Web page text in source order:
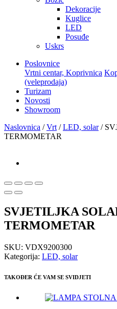
Dekoracije
Kuglice
LED
Posuđe
Uskrs
Poslovnice
Vrtni centar, Koprivnica
(veleprodaja)
Turizam
Novosti
Showroom
Naslovnica /Vrt /LED, solar/
TERMOMETAR
SVJETILJKA
TERMOMETAR
SKU: VDX9200300
Kategorija: LED, solar
TAKOĐER ĆE VAM SE SVIDJETI